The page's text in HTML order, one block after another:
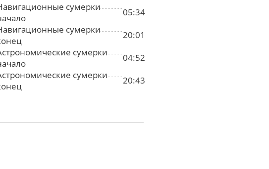
сумерки
05:34
сумерки
20:01
сумерки
04:52
сумерки
20:43